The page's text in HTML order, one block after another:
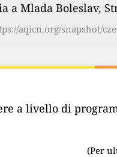
a Mlada Boleslav,
aqicn.org/snapshot/
a livello di
(Per